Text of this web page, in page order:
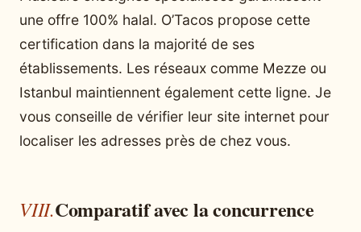
une offre 100% halal. O’Tacos propose cette
certification dans la majorité de ses
établissements. Les réseaux comme Mezze ou
Istanbul maintiennent également cette ligne. Je
vous conseille de vérifier leur site internet pour
localiser les adresses près de chez vous.
Comparatif avec la concurrence